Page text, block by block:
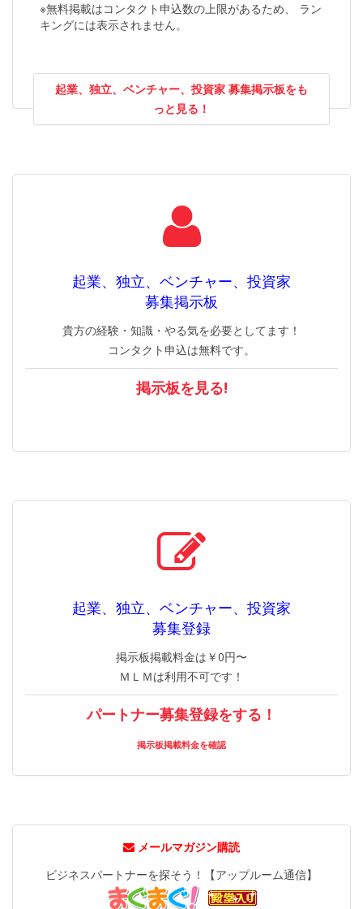
※無料掲載はコンタクト申込数の上限があるため、 ラン
キングには表示されません。
起業、独立、ベンチャー、投資家 募集掲示板をも
っと見る！
起業、独立、ベンチャー、投資家
募集掲示板
貴方の経験・知識・やる気を必要としてます！
コンタクト申込は無料です。
掲示板を見る!
起業、独立、ベンチャー、投資家
募集登録
掲示板掲載料金は￥0円〜
ＭＬＭは利用不可です！
パートナー募集登録をする！
掲示板掲載料金を確認
メールマガジン購読
ビジネスパートナーを探そう！【アップルーム通信】